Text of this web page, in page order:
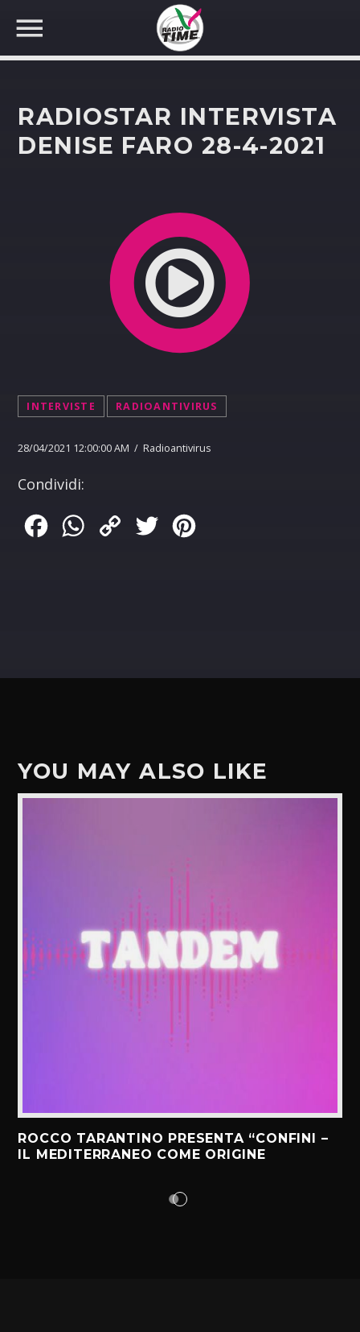
RADIOSTAR INTERVISTA
DENISE FARO 28-4-2021
INTERVISTE RADIOANTIVIRUS
28/04/2021 12:00:00 AM / Radioantivirus
Condividi:
FacebookWhatsApp
Copy
Twitter
YOU MAY ALSO LIKE
ROCCO TARANTINO PRESENTA “CONFINI –
IL MEDITERRANEO COME ORIGINE